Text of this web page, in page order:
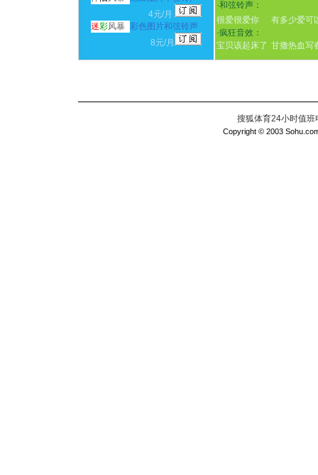
4元/月
迷彩风暴 彩色图片和弦铃声
8元/月
·和弦铃声：
很爱很爱你
有多少爱可
·疯狂音效：
宝贝该起床了 甘撒热血写
搜狐体育24小时值
Copyright © 2003